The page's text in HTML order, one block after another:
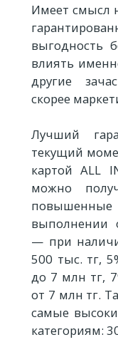
Имеет смысл
выгодность
влиять
другие
скорее
Лучший
текущий
картой ALL
можно
выполнении
— при
500 тыс. тг,
до 7 млн тг,
от 7 млн тг.
самые
категориям: